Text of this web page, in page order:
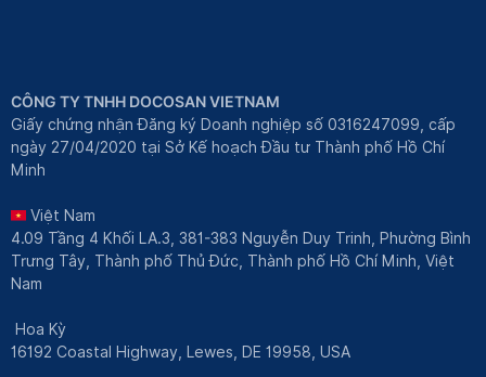
CÔNG TY TNHH DOCOSAN VIETNAM
Giấy chứng nhận Đăng ký Doanh nghiệp số 0316247099, cấp
ngày 27/04/2020 tại Sở Kế hoạch Đầu tư Thành phố Hồ Chí
Minh
Việt Nam
4.09 Tầng 4 Khối LA.3, 381-383 Nguyễn Duy Trinh, Phường Bình
Trưng Tây, Thành phố Thủ Đức, Thành phố Hồ Chí Minh, Việt
Nam
Hoa Kỳ
16192 Coastal Highway, Lewes, DE 19958, USA